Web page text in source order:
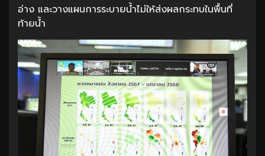
อ่าง และวางแผนการระบายน้ำไม่ให้ส่งผลกระทบในพื้นที่
ท้ายน้ำ